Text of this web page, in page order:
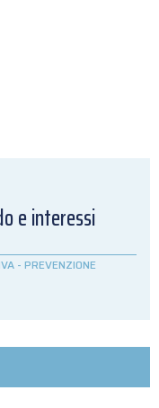
e interessi
- PREVENZIONE